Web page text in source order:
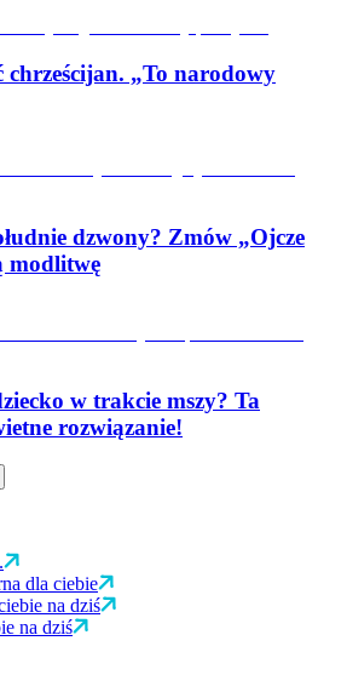
chrześcijan. „To narodowy
dzwony? Zmów „Ojcze
modlitwę
w trakcie mszy? Ta
rozwiązanie!
dla ciebie
na dziś
na dziś